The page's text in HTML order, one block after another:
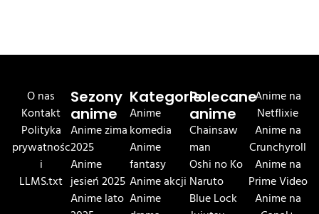
O nas
Kontakt
Polityka
prywatnośc
i
LLMS.txt
Sezony
anime
Anime zima
2025
Anime
jesień 2025
Anime lato
Kategorie
Anime
komedia
Anime
fantasy
Anime akcji
Anime
Polecane
anime
Chainsaw
man
Oshi no Ko
Naruto
Blue Lock
Anime na
Netflixie
Anime na
Crunchyroll
Anime na
Prime Video
Anime na